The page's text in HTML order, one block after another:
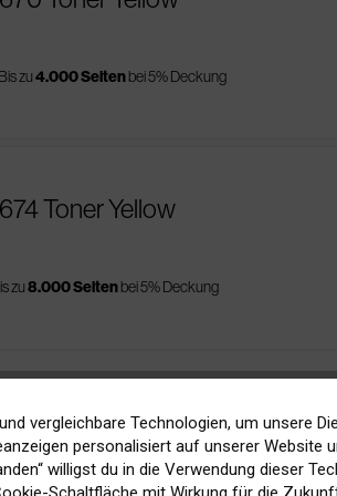
Bis zu4.000 Seitenbei 5% Deckung
Toner Yellow
zu8.000 Seitenbei 5% Deckung
vergleichbare Technologien, um unsere
personalisiert auf unserer Website
willigst du in die Verwendung dieser